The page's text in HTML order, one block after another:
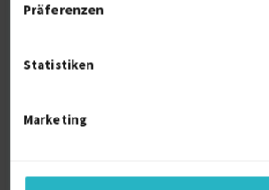
Präferenzen
Statistiken
Marketing
Elektronik Hardware
Technische Projektleitung / Teamleitung
0
Referenzen